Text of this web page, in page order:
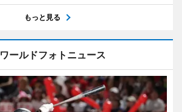
もっと見る
ワールドフォトニュース